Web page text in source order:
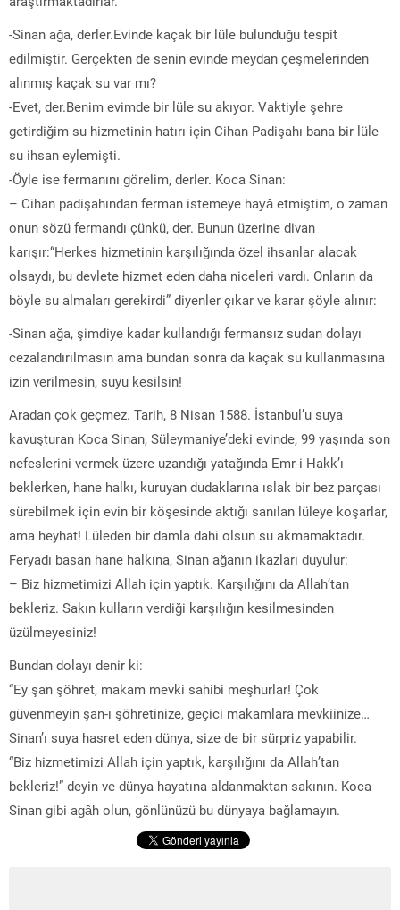
-Sinan ağa, derler.Evinde kaçak bir lüle bulunduğu tespit
edilmiştir. Gerçekten de senin evinde meydan çeşmelerinden
alınmış kaçak su var mı?
-Evet, der.Benim evimde bir lüle su akıyor. Vaktiyle şehre
getirdiğim su hizmetinin hatırı için Cihan Padişahı bana bir lüle
su ihsan eylemişti.
-Öyle ise fermanını görelim, derler. Koca Sinan:
– Cihan padişahından ferman istemeye hayâ etmiştim, o zaman
onun sözü fermandı çünkü, der. Bunun üzerine divan
karışır:“Herkes hizmetinin karşılığında özel ihsanlar alacak
olsaydı, bu devlete hizmet eden daha niceleri vardı. Onların da
böyle su almaları gerekirdi” diyenler çıkar ve karar şöyle alınır:
-Sinan ağa, şimdiye kadar kullandığı fermansız sudan dolayı
cezalandırılmasın ama bundan sonra da kaçak su kullanmasına
izin verilmesin, suyu kesilsin!
Aradan çok geçmez. Tarih, 8 Nisan 1588. İstanbul’u suya
kavuşturan Koca Sinan, Süleymaniye’deki evinde, 99 yaşında son
nefeslerini vermek üzere uzandığı yatağında Emr-i Hakk’ı
beklerken, hane halkı, kuruyan dudaklarına ıslak bir bez parçası
sürebilmek için evin bir köşesinde aktığı sanılan lüleye koşarlar,
ama heyhat! Lüleden bir damla dahi olsun su akmamaktadır.
Feryadı basan hane halkına, Sinan ağanın ikazları duyulur:
– Biz hizmetimizi Allah için yaptık. Karşılığını da Allah’tan
bekleriz. Sakın kulların verdiği karşılığın kesilmesinden
üzülmeyesiniz!
Bundan dolayı denir ki:
“Ey şan şöhret, makam mevki sahibi meşhurlar! Çok
güvenmeyin şan-ı şöhretinize, geçici makamlara mevkiinize…
Sinan’ı suya hasret eden dünya, size de bir sürpriz yapabilir.
“Biz hizmetimizi Allah için yaptık, karşılığını da Allah’tan
bekleriz!” deyin ve dünya hayatına aldanmaktan sakının. Koca
Sinan gibi agâh olun, gönlünüzü bu dünyaya bağlamayın.